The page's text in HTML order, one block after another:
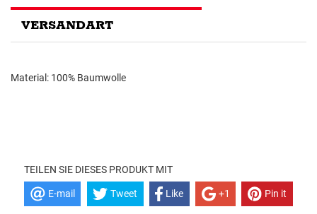
VERSANDART
Material: 100% Baumwolle
TEILEN SIE DIESES PRODUKT MIT
E-mail Tweet Like +1 Pin it